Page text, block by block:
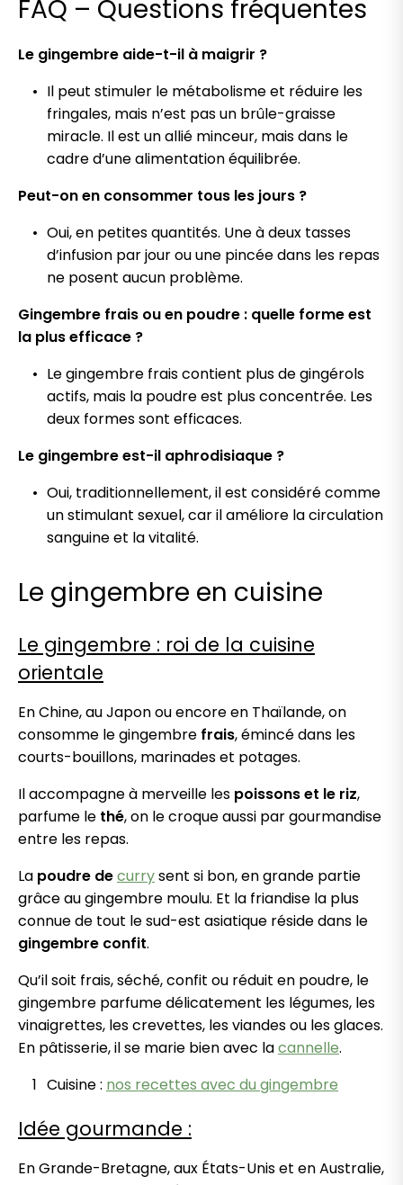
FAQ – Questions fréquentes
Le gingembre aide-t-il à maigrir ?
Il peut stimuler le métabolisme et réduire les
fringales, mais n’est pas un brûle-graisse
miracle. Il est un allié minceur, mais dans le
cadre d’une alimentation équilibrée.
Peut-on en consommer tous les jours ?
Oui, en petites quantités. Une à deux tasses
d’infusion par jour ou une pincée dans les repas
ne posent aucun problème.
Gingembre frais ou en poudre : quelle forme est
la plus efficace ?
Le gingembre frais contient plus de gingérols
actifs, mais la poudre est plus concentrée. Les
deux formes sont efficaces.
Le gingembre est-il aphrodisiaque ?
Oui, traditionnellement, il est considéré comme
un stimulant sexuel, car il améliore la circulation
sanguine et la vitalité.
Le gingembre en cuisine
Le gingembre : roi de la cuisine
orientale
En Chine, au Japon ou encore en Thaïlande, on
consomme le gingembre frais, émincé dans les
courts-bouillons, marinades et potages.
Il accompagne à merveille les poissons et le riz,
parfume le thé, on le croque aussi par gourmandise
entre les repas.
La poudre decurrysent si bon, en grande partie
grâce au gingembre moulu. Et la friandise la plus
connue de tout le sud-est asiatique réside dans le
gingembre confit.
Qu’il soit frais, séché, confit ou réduit en poudre, le
gingembre parfume délicatement les légumes, les
vinaigrettes, les crevettes, les viandes ou les glaces.
En pâtisserie, il se marie bien avec lacannelle.
Cuisine : nos recettes avec du gingembre
Idée gourmande :
En Grande-Bretagne, aux États-Unis et en Australie,